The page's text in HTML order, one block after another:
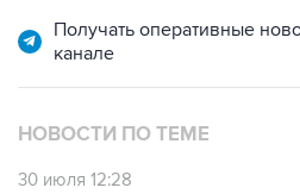
Получать оперативные
канале
НОВОСТИ ПО ТЕМЕ
30 июля 12:28